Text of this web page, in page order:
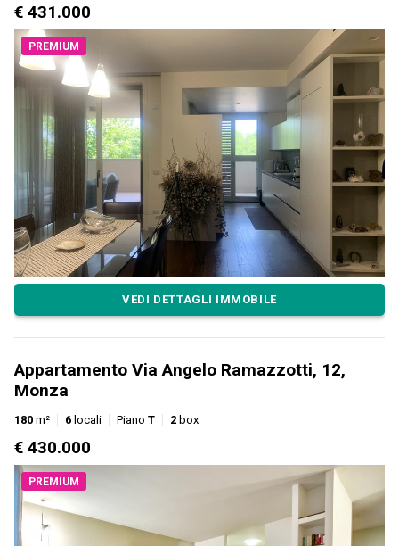
€ 431.000
PREMIUM
VEDI DETTAGLI IMMOBILE
Appartamento Via Angelo Ramazzotti, 12,
Monza
180 m² 6 locali Piano T 2 box
€ 430.000
PREMIUM